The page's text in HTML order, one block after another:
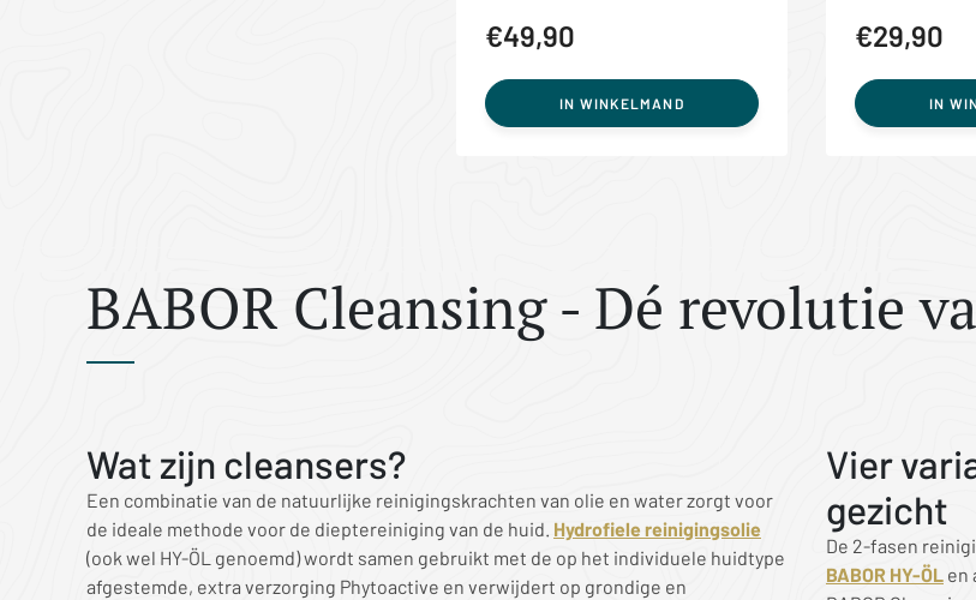
€49,90
IN WINKELMAND
€29,90
IN
BABOR Cleansing - Dé revolutie
Wat zijn cleansers?
Een combinatie van de natuurlijke reinigingskrachten van olie en water zorgt voor
de ideale methode voor de dieptereiniging van de huid. Hydrofiele reinigingsolie
(ook wel HY-ÖL genoemd) wordt samen gebruikt met de op het individuele huidtype
afgestemde, extra verzorging Phytoactive en verwijdert op grondige en
Vier
gezicht
De 2-fasen
BABOR HY-ÖL en